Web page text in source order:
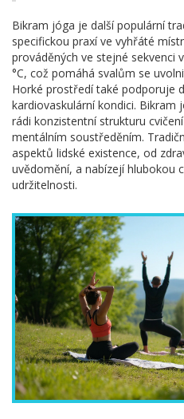
Bikram jóga je další populární
specifickou praxí ve vyhřáté
prováděných ve stejné
°C, což pomáhá svalům se
Horké prostředí také podporuje
kardiovaskulární kondici.
rádi konzistentní strukturu
mentálním soustředěním.
aspektů lidské existence, od
uvědomění, a nabízejí hlubokou
udržitelnosti.